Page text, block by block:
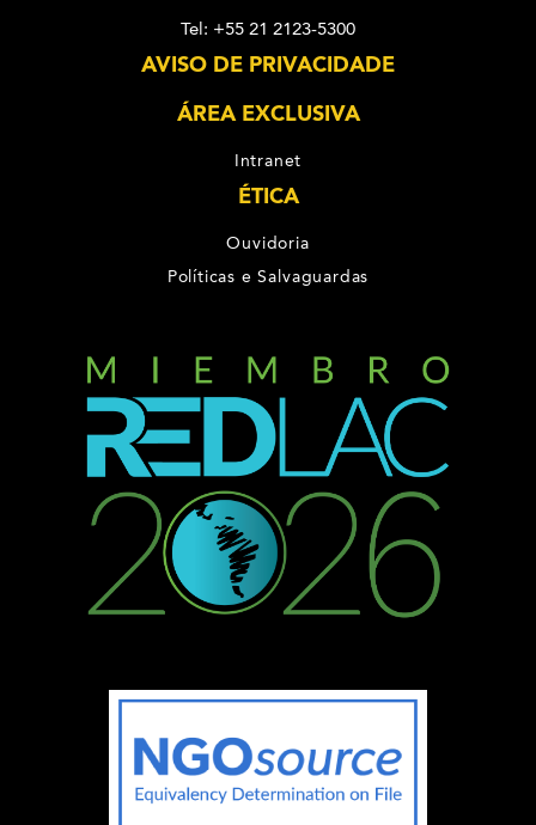
Tel: +55 21 2123-5300
AVISO DE PRIVACIDADE
ÁREA EXCLUSIVA
Intranet
ÉTICA
Ouvidoria
Políticas e Salvaguardas